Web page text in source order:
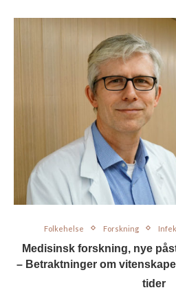
Folkehelse Forskning
Medisinsk forskning, nye
– Betraktninger om
tider